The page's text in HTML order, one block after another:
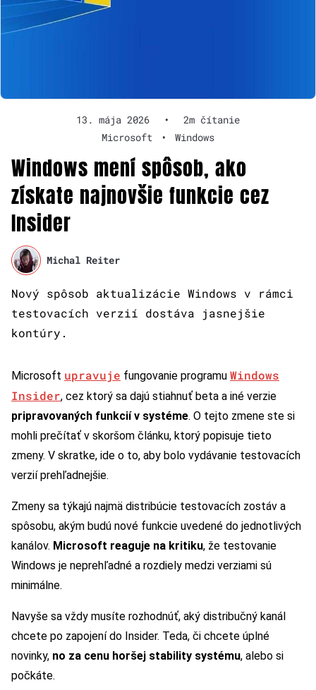
13. mája 2026 •
2m čítanie
Microsoft
• Windows
Windows mení spôsob, ako
získate najnovšie funkcie cez
Insider
Michal Reiter
Nový spôsob aktualizácie Windows v rámci
testovacích verzií dostáva jasnejšie
kontúry.
Microsoft upravuje fungovanie programu Windows
Insider, cez ktorý sa dajú stiahnuť beta a iné verzie
pripravovaných funkcií v systéme. O tejto zmene ste si
mohli prečítať v skoršom článku, ktorý popisuje tieto
zmeny. V skratke, ide o to, aby bolo vydávanie testovacích
verzií prehľadnejšie.
Zmeny sa týkajú najmä distribúcie testovacích zostáv a
spôsobu, akým budú nové funkcie uvedené do jednotlivých
kanálov. Microsoft reaguje na kritiku, že testovanie
Windows je neprehľadné a rozdiely medzi verziami sú
minimálne.
Navyše sa vždy musíte rozhodnúť, aký distribučný kanál
chcete po zapojení do Insider. Teda, či chcete úplné
novinky, no za cenu horšej stability systému, alebo si
počkáte.